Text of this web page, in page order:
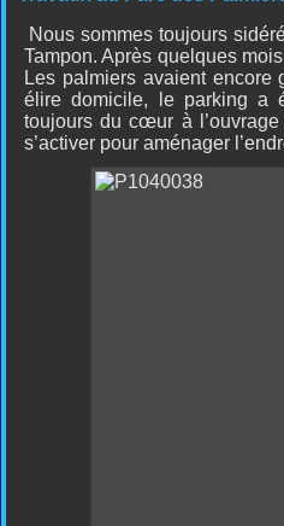
Nous sommes toujours
Tampon. Après quelques
Les palmiers avaient
élire domicile, le parking a
toujours du cœur à
s’activer pour aménager